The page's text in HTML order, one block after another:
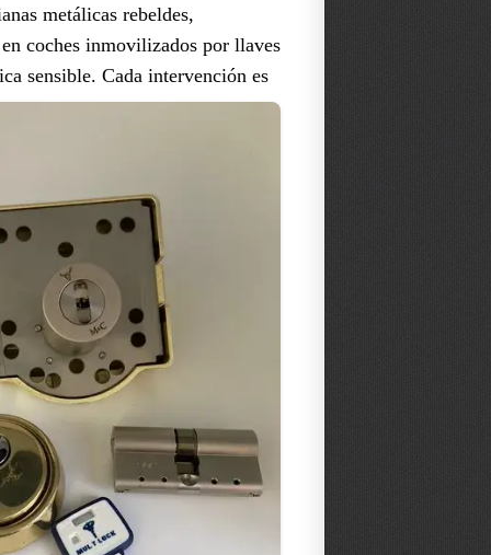
metálicas rebeldes,
coches inmovilizados por llaves
sensible. Cada intervención es